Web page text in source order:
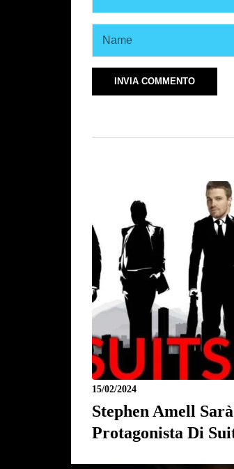
15/02/2024
Stephen Amell
Protagonista Di